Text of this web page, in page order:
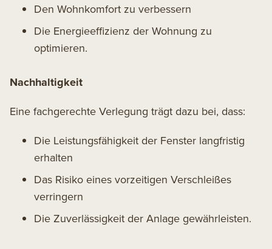
Den Wohnkomfort zu verbessern
Die Energieeffizienz der Wohnung zu
optimieren.
Nachhaltigkeit
Eine fachgerechte Verlegung trägt dazu bei, dass:
Die Leistungsfähigkeit der Fenster langfristig
erhalten
Das Risiko eines vorzeitigen Verschleißes
verringern
Die Zuverlässigkeit der Anlage gewährleisten.